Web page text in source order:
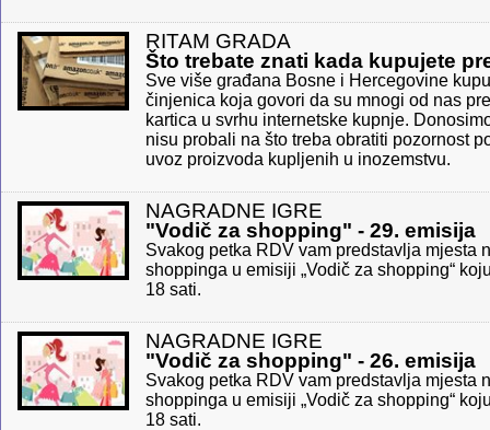
RITAM GRADA
Što trebate znati kada kupujete
Sve više građana Bosne i Hercegovine
činjenica koja govori da su mnogi od nas
kartica u svrhu internetske kupnje.
nisu probali na što treba obratiti pozornost
uvoz proizvoda kupljenih u inozemstvu.
NAGRADNE IGRE
"Vodič za shopping" - 29. emisija
Svakog petka RDV vam predstavlja mjesta
shoppinga u emisiji „Vodič za shopping“
18 sati.
NAGRADNE IGRE
"Vodič za shopping" - 26. emisija
Svakog petka RDV vam predstavlja mjesta
shoppinga u emisiji „Vodič za shopping“
18 sati.